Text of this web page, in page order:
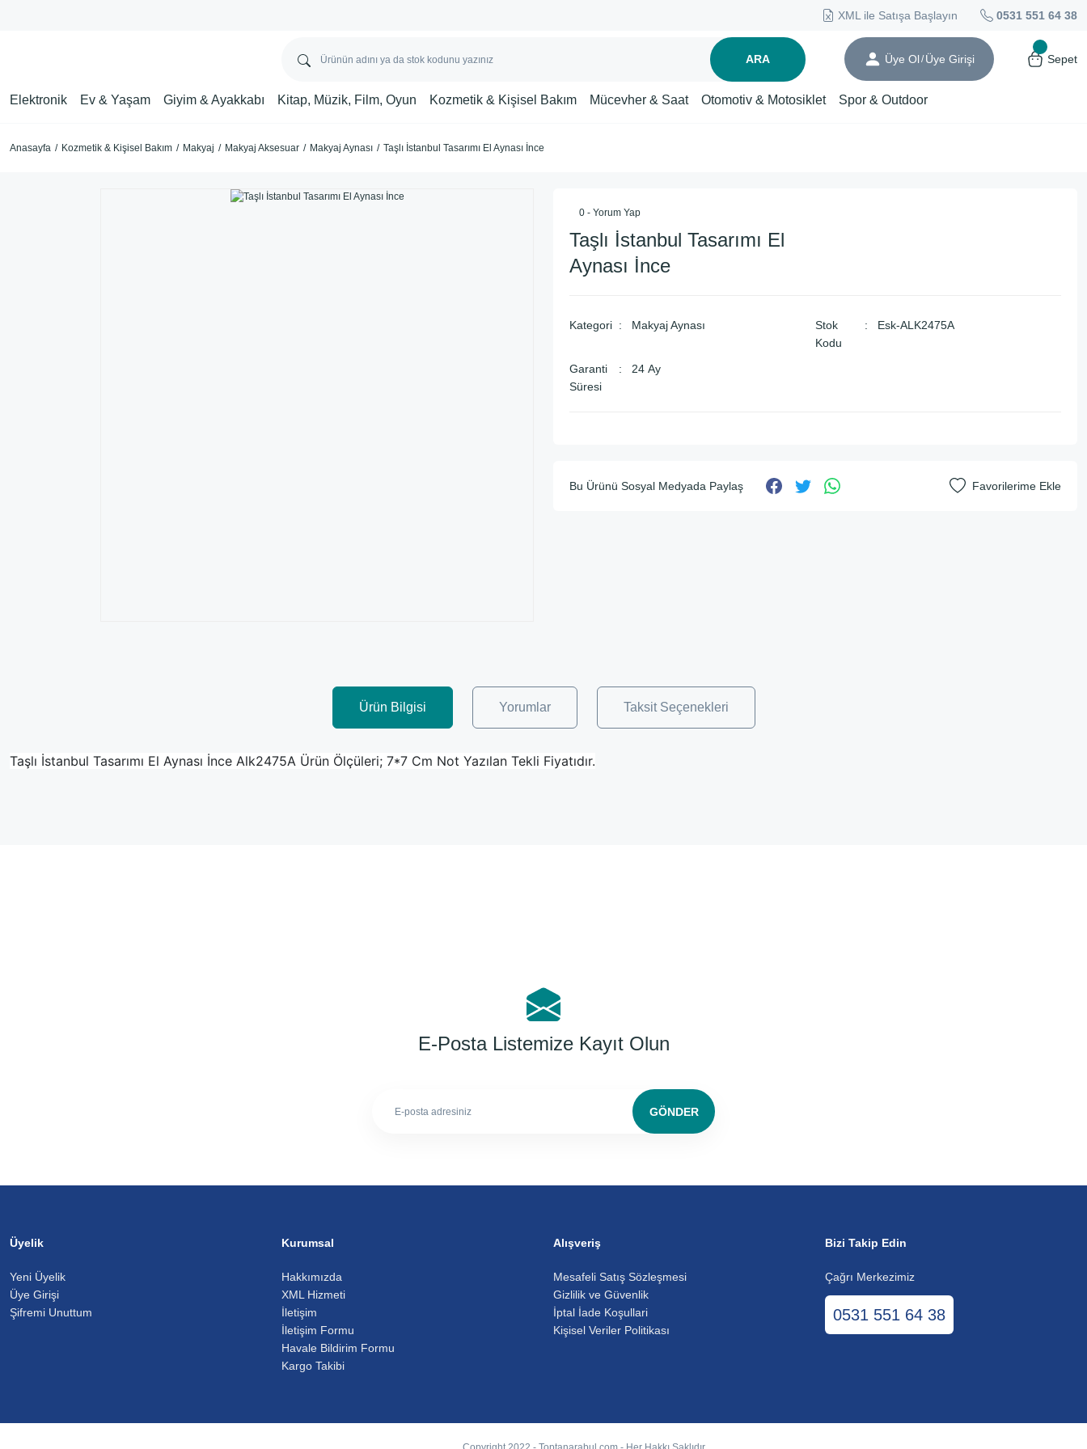
XML ile Satışa Başlayın 0531 551 64 38
ARA Üye Ol/ Üye Girişi Sepet
Elektronik Ev & Yaşam Giyim & Ayakkabı Kitap, Müzik, Film, Oyun Kozmetik & Kişisel Bakım Mücevher & Saat Otomotiv & Motosiklet Spor & Outdoor
Anasayfa Kozmetik & Kişisel Bakım Makyaj Makyaj Aksesuar Makyaj Aynası Taşlı İstanbul Tasarımı El Aynası İnce
0 - Yorum Yap
Taşlı İstanbul Tasarımı El
Aynası İnce
Kategori Makyaj Aynası
Stok
Kodu
Esk-ALK2475A
Garanti
Süresi
24 Ay
Bu Ürünü Sosyal Medyada Paylaş
Ürün Bilgisi Yorumlar Taksit Seçenekleri
Taşlı İstanbul Tasarımı El Aynası İnce Alk2475A Ürün Ölçüleri; 7*7 Cm Not Yazılan Tekli Fiyatıdır.
E-Posta Listemize Kayıt Olun
GÖNDER
Üyelik
Yeni Üyelik
Üye Girişi
Şifremi Unuttum
Kurumsal
Hakkımızda
XML Hizmeti
İletişim
İletişim Formu
Havale Bildirim Formu
Kargo Takibi
Alışveriş
Mesafeli Satış Sözleşmesi
Gizlilik ve Güvenlik
İptal İade Koşullari
Kişisel Veriler Politikası
Bizi Takip Edin
Çağrı Merkezimiz
0531 551 64 38